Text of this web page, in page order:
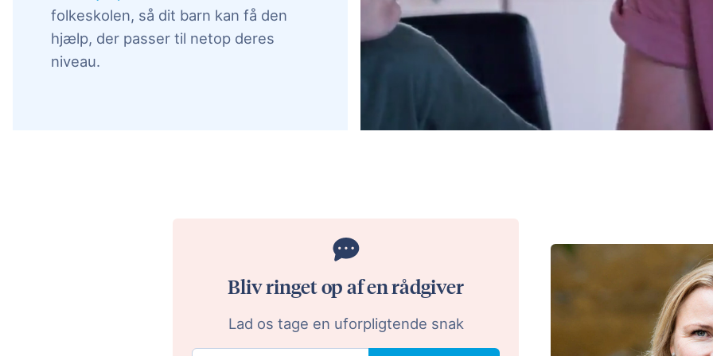
folkeskolen, så dit barn kan få den
hjælp, der passer til netop deres
niveau.
Bliv ringet op af en rådgiver
Lad os tage en uforpligtende snak